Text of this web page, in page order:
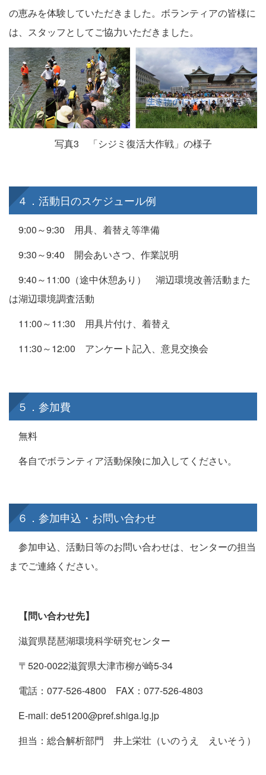
の恵みを体験していただきました。ボランティアの皆様に
は、スタッフとしてご協力いただきました。
写真3 「シジミ復活大作戦」の様子
４．活動日のスケジュール例
9:00～9:30 用具、着替え等準備
9:30～9:40 開会あいさつ、作業説明
9:40～11:00（途中休憩あり） 湖辺環境改善活動また
は湖辺環境調査活動
11:00～11:30 用具片付け、着替え
11:30～12:00 アンケート記入、意見交換会
５．参加費
無料
各自でボランティア活動保険に加入してください。
６．参加申込・お問い合わせ
参加申込、活動日等のお問い合わせは、センターの担当
までご連絡ください。
【問い合わせ先】
滋賀県琵琶湖環境科学研究センター
〒520-0022滋賀県大津市柳が崎5-34
電話：077-526-4800 FAX：077-526-4803
E-mail: de51200@pref.shiga.lg.jp
担当：総合解析部門 井上栄壮（いのうえ えいそう）